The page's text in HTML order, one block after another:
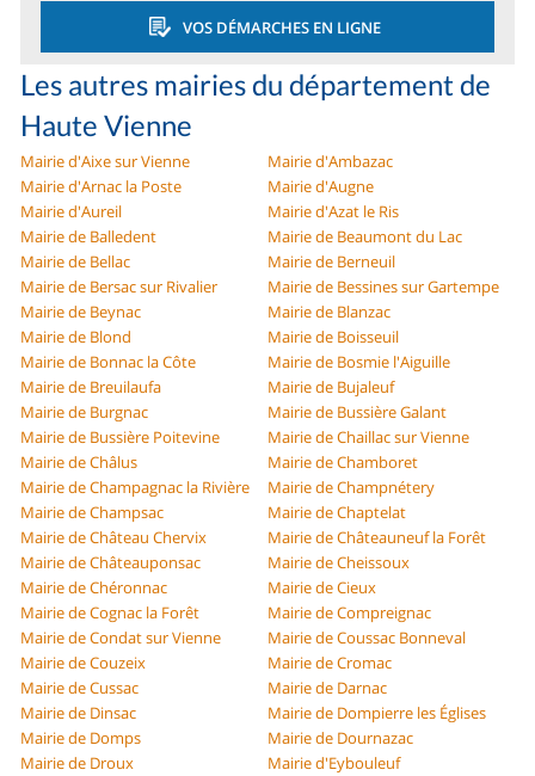
VOS DÉMARCHES EN LIGNE
Les autres mairies du département de
Haute Vienne
Mairie d'Aixe sur Vienne
Mairie d'Ambazac
Mairie d'Arnac la Poste
Mairie d'Augne
Mairie d'Aureil
Mairie d'Azat le Ris
Mairie de Balledent
Mairie de Beaumont du Lac
Mairie de Bellac
Mairie de Berneuil
Mairie de Bersac sur Rivalier
Mairie de Bessines sur Gartempe
Mairie de Beynac
Mairie de Blanzac
Mairie de Blond
Mairie de Boisseuil
Mairie de Bonnac la Côte
Mairie de Bosmie l'Aiguille
Mairie de Breuilaufa
Mairie de Bujaleuf
Mairie de Burgnac
Mairie de Bussière Galant
Mairie de Bussière Poitevine
Mairie de Chaillac sur Vienne
Mairie de Châlus
Mairie de Chamboret
Mairie de Champagnac la Rivière
Mairie de Champnétery
Mairie de Champsac
Mairie de Chaptelat
Mairie de Château Chervix
Mairie de Châteauneuf la Forêt
Mairie de Châteauponsac
Mairie de Cheissoux
Mairie de Chéronnac
Mairie de Cieux
Mairie de Cognac la Forêt
Mairie de Compreignac
Mairie de Condat sur Vienne
Mairie de Coussac Bonneval
Mairie de Couzeix
Mairie de Cromac
Mairie de Cussac
Mairie de Darnac
Mairie de Dinsac
Mairie de Dompierre les Églises
Mairie de Domps
Mairie de Dournazac
Mairie de Droux
Mairie d'Eybouleuf